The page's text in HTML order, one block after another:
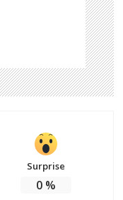
Surprise
0%